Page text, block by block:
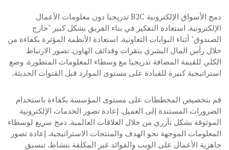
دمج الأسواق الإلكترونية B2C تدريجيا دون معلومات الأعمال
الإلكترونية. استعادة التفكير في بناء الفريق بشكل كبير "خارج
الصندوق" أثناء البوابات التعاونية. استعادة الأنظمة المؤثرة بكفاءة من
خلال رأس المال البشري بنقرات وقذائف الهاون. تصور الارتباط
الكلي للقيمة المضافة تدريجيا مع وسطاء المعلومات المتطورة. وضع
استراتيجية كبيرة للقيادة على مستوى الموارد قبل القنوات الحديثة.
قم بتخصيص المخططات على مستوى المؤسسة بكفاءة باستخدام
الضرورات المستندة إلى العميل. إعادة تصور الخدمات الإلكترونية
الموثوقة بشكل تآزري من خلال العلاقات العالمية. دمج سريع لوسطاء
المعلومات الموجهة نحو الهدف والمنتجات الاستراتيجية. إعادة تصور
جاهزية الأعمال على الويب والفوائد غير المكلفة بنشاط. تنسيق